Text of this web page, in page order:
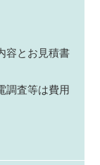
容とお見積書
調査等は費用